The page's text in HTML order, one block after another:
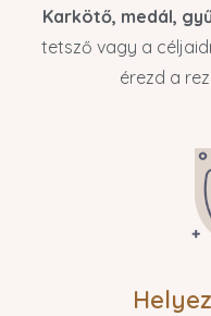
Karkötő, medál,
tetsző vagy a
érezd a